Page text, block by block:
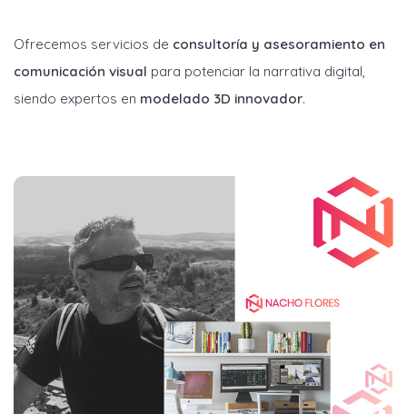
Ofrecemos servicios de consultoría y asesoramiento en
comunicación visual para potenciar la narrativa digital,
siendo expertos en modelado 3D innovador.